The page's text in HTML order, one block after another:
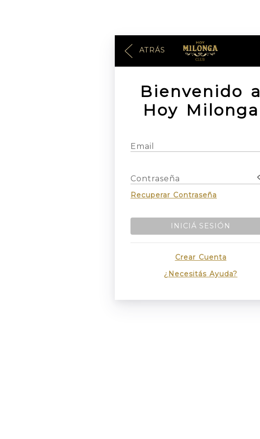
ATRÁS
Bienvenido a
Hoy Milonga
Email
Contraseña
Recuperar Contraseña
INICIÁ SESIÓN
Crear Cuenta
¿Necesitás Ayuda?